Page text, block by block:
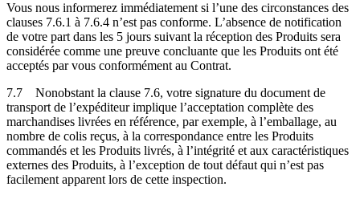
Vous nous informerez immédiatement si l’une des circonstances des
clauses 7.6.1 à 7.6.4 n’est pas conforme. L’absence de notification
de votre part dans les 5 jours suivant la réception des Produits sera
considérée comme une preuve concluante que les Produits ont été
acceptés par vous conformément au Contrat.
7.7
Nonobstant la clause 7.6, votre signature du document de
transport de l’expéditeur implique l’acceptation complète des
marchandises livrées en référence, par exemple, à l’emballage, au
nombre de colis reçus, à la correspondance entre les Produits
commandés et les Produits livrés, à l’intégrité et aux caractéristiques
externes des Produits, à l’exception de tout défaut qui n’est pas
facilement apparent lors de cette inspection.